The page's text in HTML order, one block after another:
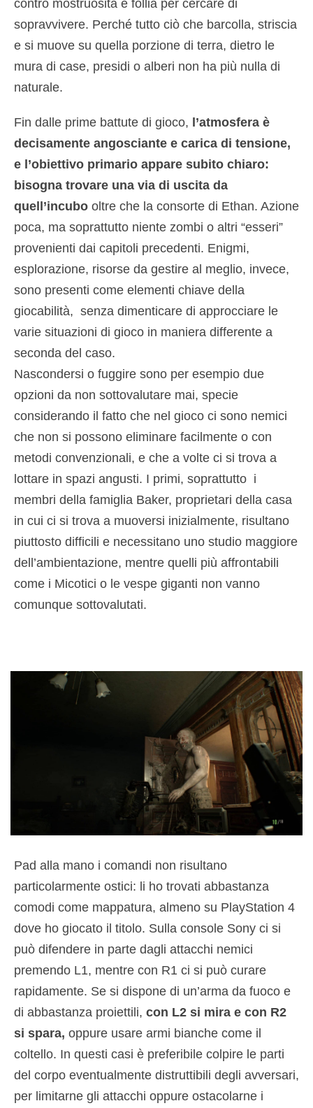
contro mostruosità e follia per cercare di
sopravvivere. Perché tutto ciò che barcolla, striscia
e si muove su quella porzione di terra, dietro le
mura di case, presidi o alberi non ha più nulla di
naturale.
Fin dalle prime battute di gioco, l’atmosfera è
decisamente angosciante e carica di tensione,
e l’obiettivo primario appare subito chiaro:
bisogna trovare una via di uscita da
quell’incubo oltre che la consorte di Ethan. Azione
poca, ma soprattutto niente zombi o altri “esseri”
provenienti dai capitoli precedenti. Enigmi,
esplorazione, risorse da gestire al meglio, invece,
sono presenti come elementi chiave della
giocabilità, senza dimenticare di approcciare le
varie situazioni di gioco in maniera differente a
seconda del caso.
Nascondersi o fuggire sono per esempio due
opzioni da non sottovalutare mai, specie
considerando il fatto che nel gioco ci sono nemici
che non si possono eliminare facilmente o con
metodi convenzionali, e che a volte ci si trova a
lottare in spazi angusti. I primi, soprattutto i
membri della famiglia Baker, proprietari della casa
in cui ci si trova a muoversi inizialmente, risultano
piuttosto difficili e necessitano uno studio maggiore
dell’ambientazione, mentre quelli più affrontabili
come i Micotici o le vespe giganti non vanno
comunque sottovalutati.
Pad alla mano i comandi non risultano
particolarmente ostici: li ho trovati abbastanza
comodi come mappatura, almeno su PlayStation 4
dove ho giocato il titolo. Sulla console Sony ci si
può difendere in parte dagli attacchi nemici
premendo L1, mentre con R1 ci si può curare
rapidamente. Se si dispone di un’arma da fuoco e
di abbastanza proiettili, con L2 si mira e con R2
si spara, oppure usare armi bianche come il
coltello. In questi casi è preferibile colpire le parti
del corpo eventualmente distruttibili degli avversari,
per limitarne gli attacchi oppure ostacolarne i